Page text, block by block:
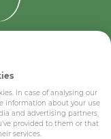
In case of analysing our
information about your use
and advertising partners,
provided to them or that
services.